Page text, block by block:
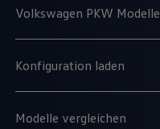
Volkswagen PKW Modelle
Konfiguration laden
Modelle vergleichen